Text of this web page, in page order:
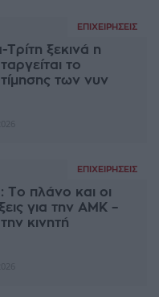
ΕΠΙΧΕΙΡΉΣΕΙΣ
ξεκινά η
το
των νυν
ΕΠΙΧΕΙΡΉΣΕΙΣ
πλάνο και οι
για την ΑΜΚ –
κινητή